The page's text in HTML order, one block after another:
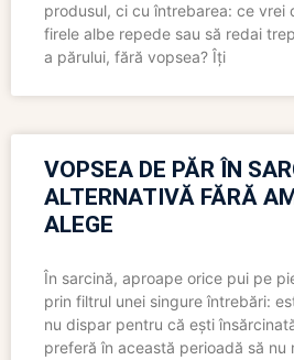
produsul, ci cu întrebarea: ce vrei
firele albe repede sau să redai
a părului, fără vopsea? Îți
VOPSEA DE PĂR ÎN
ALTERNATIVĂ FĂRĂ
ALEGE
În sarcină, aproape orice pui pe
prin filtrul unei singure întrebări:
nu dispar pentru că ești
preferă în această perioadă să nu